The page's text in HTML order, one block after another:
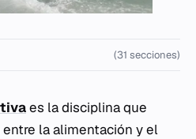
(31 secciones)
es la disciplina que
la alimentación y el